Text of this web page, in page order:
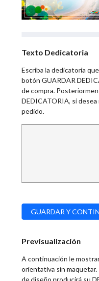
Texto Dedicatoria
Escriba la dedicatoria
botón GUARDAR
de compra.
DEDICATORIA, si
pedido.
Previsualización
A continuación le
orientativa sin
de diseño producirá su